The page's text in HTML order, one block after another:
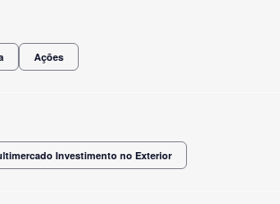
Ações
Investimento no Exterior